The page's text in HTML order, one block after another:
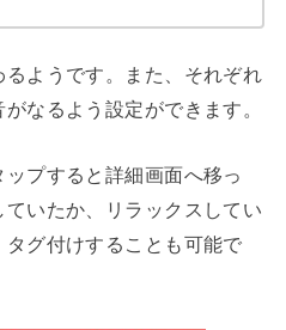
ようです。また、それぞれ
なるよう設定ができます。
プすると詳細画面へ移っ
いたか、リラックスしてい
グ付けすることも可能で